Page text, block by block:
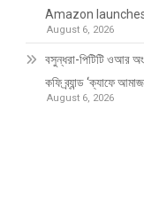
Amazon
August 6, 2026
বসুন্ধরা-পিটিটি ওআর
কফি ব্র্যান্ড ‘ক্যাফে
August 6, 2026